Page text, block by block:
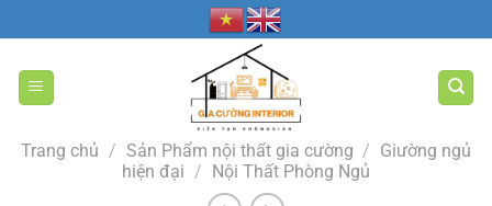
qua
nội
dung
Trang chủ / Sản Phẩm nội thất gia cường / Giường ngủ
hiện đại / Nội Thất Phòng Ngủ